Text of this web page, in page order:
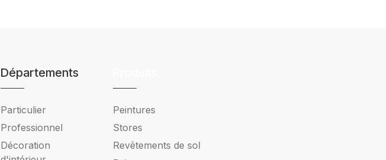
Départements
Particulier
Professionnel
Décoration
Peintures
Stores
Revêtements de sol